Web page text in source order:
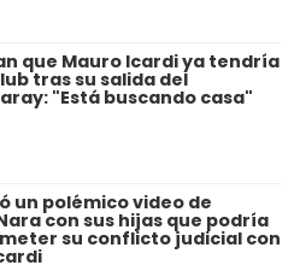
que Mauro Icardi ya tendría
tras su salida del
"Está buscando casa"
un polémico video de
con sus hijas que podría
su conflicto judicial con